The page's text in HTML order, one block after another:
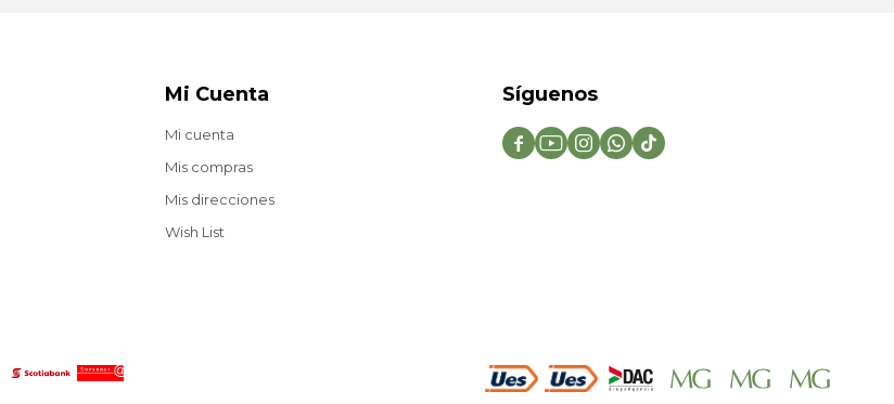
Mi Cuenta
Mi cuenta
Mis compras
Mis direcciones
Wish List
Síguenos
    